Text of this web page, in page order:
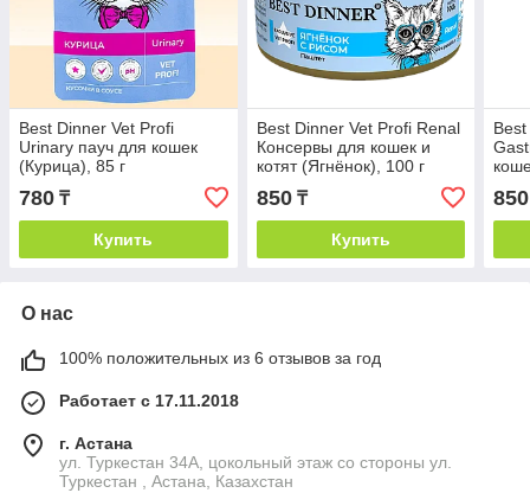
Best Dinner Vet Profi
Urinary пауч для кошек
(Курица), 85 г
780 ₸
Купить
Best Dinner Vet Profi Renal
Консервы для кошек и
котят (Ягнёнок), 100 г
850₸
Купить
850
О нас
100% положительных из 6 отзывов за год
Работает с 17.11.2018
г. Астана
ул. Туркестан 34А, цокольный этаж со стороны ул.
Туркестан , Астана, Казахстан